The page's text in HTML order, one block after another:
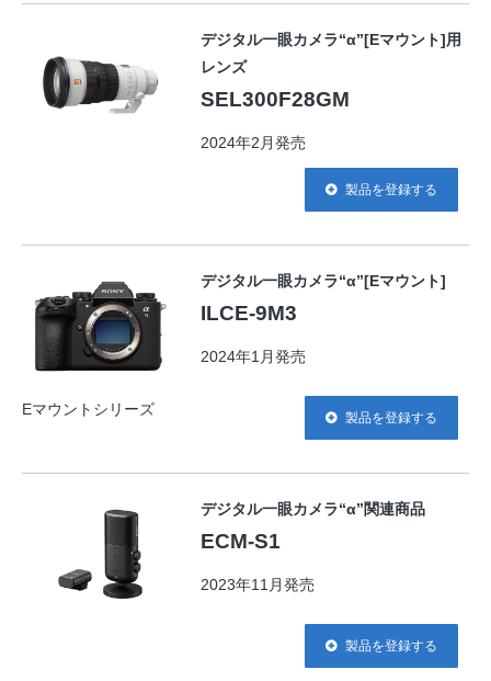
デジタル一眼カメラ“α”[Eマウント]用
レンズ
SEL300F28GM
2024年2月発売
製品を登録する
デジタル一眼カメラ“α”[Eマウント]
ILCE-9M3
2024年1月発売
Eマウントシリーズ 製品を登録する
デジタル一眼カメラ“α”関連商品
ECM-S1
2023年11月発売
製品を登録する